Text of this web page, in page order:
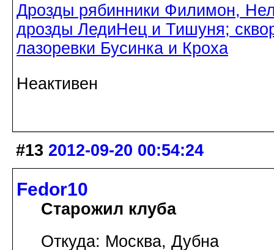
Дрозды рябинники Филимон,
дрозды ЛедиНец и Тишуня;
лазоревки Бусинка и Кроха
Неактивен
#13 2012-09-20 00:54:24
Fedor10
Старожил клуба
Откуда: Москва, Дубна